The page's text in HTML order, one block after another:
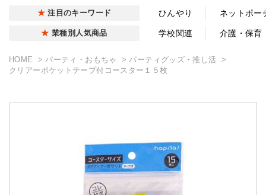
注目のキーワード ひんやり ネットポー
業種別人気商品 学校関連 介護・保育
HOME パーティ・おもちゃ
パーティグッズ・推し活
クリアーポケットテープ付コースター１５枚